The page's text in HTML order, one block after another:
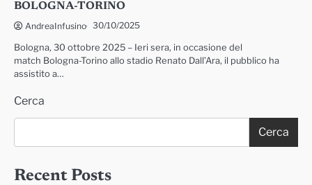
BOLOGNA-TORINO
AndreaInfusino 30/10/2025
Bologna, 30 ottobre 2025 – Ieri sera, in occasione del
match Bologna-Torino allo stadio Renato Dall’Ara, il pubblico ha
assistito a…
Cerca
Cerca
Recent Posts